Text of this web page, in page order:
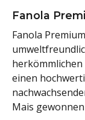
Fanola
Fanola
einen
Mais